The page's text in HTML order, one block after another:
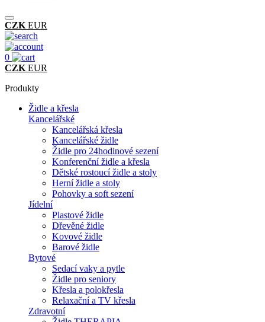
CZK EUR
0
CZK EUR
Produkty
Židle a křesla
Kancelářské
Kancelářská křesla
Kancelářské židle
Židle pro 24hodinové sezení
Konferenční židle a křesla
Dětské rostoucí židle a stoly
Herní židle a stoly
Pohovky a soft sezení
Jídelní
Plastové židle
Dřevěné židle
Kovové židle
Barové židle
Bytové
Sedací vaky a pytle
Židle pro seniory
Křesla a polokřesla
Relaxační a TV křesla
Zdravotní